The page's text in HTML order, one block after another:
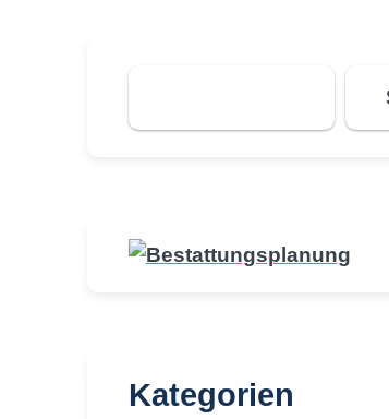
Suchen
Kategorien